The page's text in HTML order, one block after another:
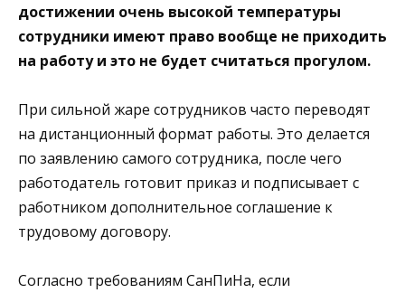
достижении очень высокой температуры
сотрудники имеют право вообще не приходить
на работу и это не будет считаться прогулом.
При сильной жаре сотрудников часто переводят
на дистанционный формат работы. Это делается
по заявлению самого сотрудника, после чего
работодатель готовит приказ и подписывает с
работником дополнительное соглашение к
трудовому договору.
Согласно требованиям СанПиНа, если